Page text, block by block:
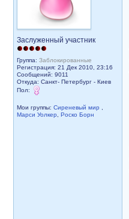
Заслуженный участник
Группа: Заблокированные
Регистрация: 21 Дек 2010, 23:16
Сообщений: 9011
Откуда: Санкт- Петербург - Киев
Пол:
Мои группы: Сиреневый мир
Марси Уолкер
Роско Борн